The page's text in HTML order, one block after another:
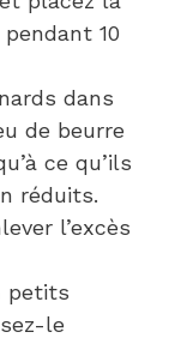
10
dans
de beurre
ce qu’ils
réduits.
l’excès
petits
le